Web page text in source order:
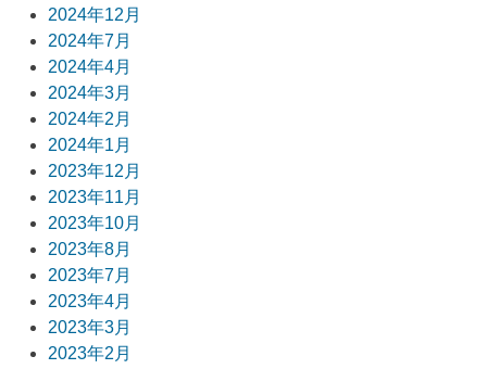
2024年12月
2024年7月
2024年4月
2024年3月
2024年2月
2024年1月
2023年12月
2023年11月
2023年10月
2023年8月
2023年7月
2023年4月
2023年3月
2023年2月